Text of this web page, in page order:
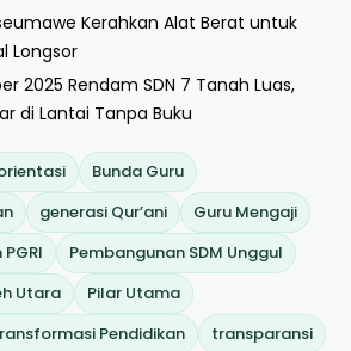
Kerahkan Alat Berat untuk
Longsor
2025 Rendam SDN 7 Tanah Luas,
di Lantai Tanpa Buku
Bunda Guru
generasi Qur’ani
Guru Mengaji
Pembangunan SDM Unggul
Utara
Pilar Utama
Pendidikan transparansi